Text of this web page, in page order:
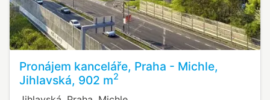
Pronájem kanceláře, Praha - Michle,
Jihlavská, 902 m2